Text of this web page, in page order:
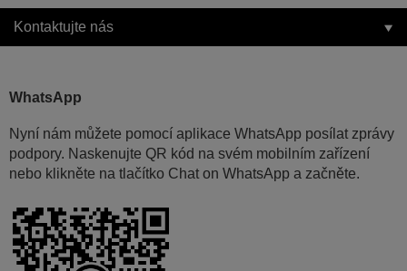
Kontaktujte nás
WhatsApp
Nyní nám můžete pomocí aplikace WhatsApp posílat zprávy
podpory. Naskenujte QR kód na svém mobilním zařízení
nebo klikněte na tlačítko Chat on WhatsApp a začněte.